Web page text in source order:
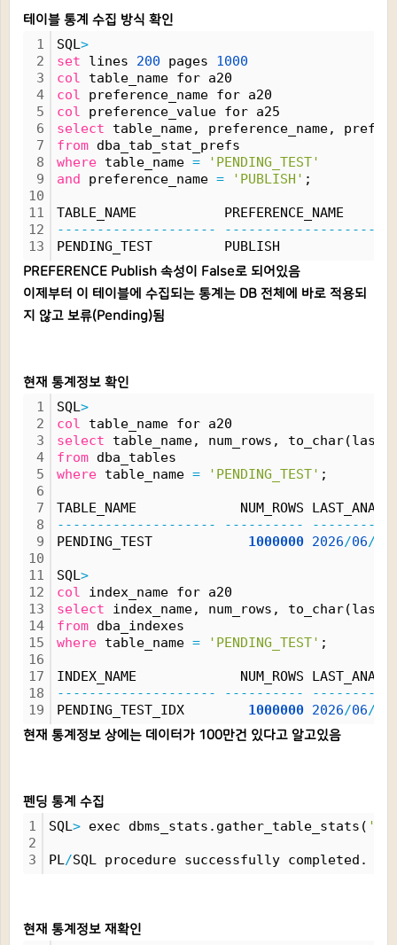
테이블 통계 수집 방식 확인
1
2
3
4
5
6
7
8
9
10
11
12
13
SQL>
set lines 200 pages 1000
col table_name for a20
col preference_name for a20
col preference_value for a25
select table_name, preference_name,
from dba_tab_stat_prefs
where table_name =
'PENDING_TEST'
and preference_name = 'PUBLISH' ;
TABLE_NAME           PREFERENCE_NAME
--------------------
--------------------
PENDING_TEST         PUBLISH
PREFERENCE Publish 속성이 False로 되어있음
이제부터 이 테이블에 수집되는 통계는 DB 전체에 바로 적용되
지 않고 보류(Pending)됨
현재 통계정보 확인
1
2
3
4
5
6
7
8
9
10
11
12
13
14
15
16
17
18
19
SQL>
col table_name for a20
select table_name, num_rows,
from dba_tables
where table_name = 'PENDING_TEST' ;
TABLE_NAME             NUM_ROWS LAST_ANAL
--------------------
----------
PENDING_TEST 1000000 2026/06/
SQL>
col index_name for a20
select index_name, num_rows,
from dba_indexes
where table_name = 'PENDING_TEST' ;
INDEX_NAME             NUM_ROWS LAST_ANAL
--------------------
----------
PENDING_TEST_IDX 1000000 2026/06/
현재 통계정보 상에는 데이터가 100만건 있다고 알고있음
펜딩 통계 수집
1
2
3
SQL> exec dbms_stats.gather_table_stats(
PL/SQL procedure successfully completed.
현재 통계정보 재확인